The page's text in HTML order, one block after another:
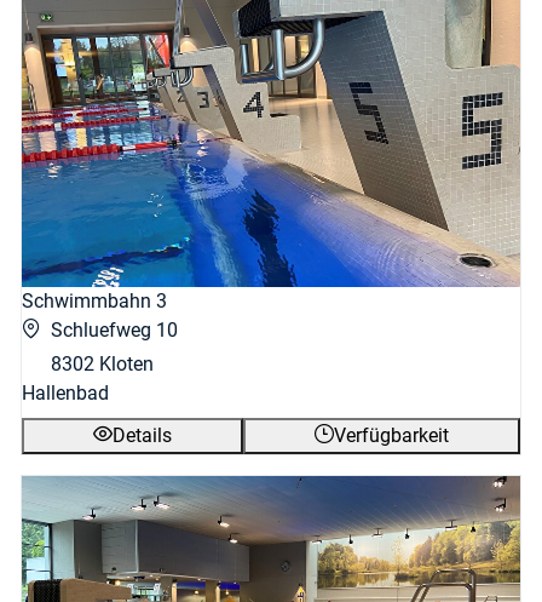
Schwimmbahn 3
Schluefweg 10
8302 Kloten
Hallenbad
Details
Verfügbarkeit